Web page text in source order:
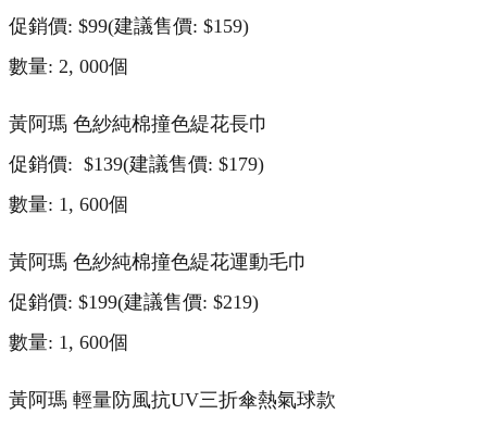
促銷價: $99(建議售價: $159)
數量: 2, 000個
黃阿瑪 色紗純棉撞色緹花長巾
促銷價: $139(建議售價: $179)
數量: 1, 600個
黃阿瑪 色紗純棉撞色緹花運動毛巾
促銷價: $199(建議售價: $219)
數量: 1, 600個
黃阿瑪 輕量防風抗UV三折傘熱氣球款